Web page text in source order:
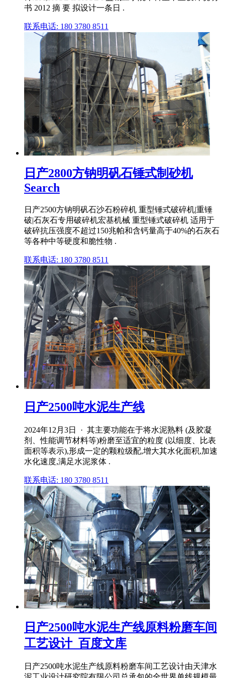
书 2012 摘 要 拟设计一条日 .
联系电话: 180 3780 8511
日产2800方钠明矾石锤式制砂机
Search
日产2500方钠明矾石沙石粉碎机 重型锤式破碎机|重锤
破|石灰石专用破碎机宏基机械 重型锤式破碎机 适用于
破碎抗压强度不超过150兆帕和含钙量高于40%的石灰石
等各种中等硬度和脆性物 .
联系电话: 180 3780 8511
日产2500吨水泥生产线
2024年12月3日 · 其主要功能在于将水泥熟料 (及胶凝
剂、性能调节材料等)粉磨至适宜的粒度 (以细度、比表
面积等表示),形成一定的颗粒级配,增大其水化面积,加速
水化速度,满足水泥浆体 .
联系电话: 180 3780 8511
日产2500吨水泥生产线原料粉磨车间
工艺设计_百度文库
日产2500吨水泥生产线原料粉磨车间工艺设计由天津水